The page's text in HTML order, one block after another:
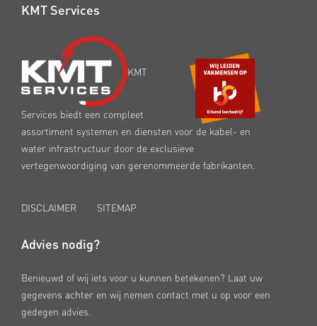
KMT Services
KMT
Services biedt een compleet
assortiment systemen en diensten voor de kabel- en
water infrastructuur door de exclusieve
vertegenwoordiging van gerenommeerde fabrikanten.
DISCLAIMER SITEMAP
Advies nodig?
Benieuwd of wij iets voor u kunnen betekenen? Laat uw
gegevens achter en wij nemen contact met u op voor een
gedegen advies.